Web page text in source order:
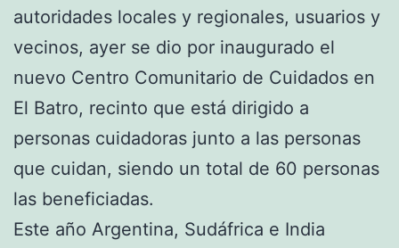
autoridades locales y regionales, usuarios y
vecinos, ayer se dio por inaugurado el
nuevo Centro Comunitario de Cuidados en
El Batro, recinto que está dirigido a
personas cuidadoras junto a las personas
que cuidan, siendo un total de 60 personas
las beneficiadas.
Este año Argentina, Sudáfrica e India